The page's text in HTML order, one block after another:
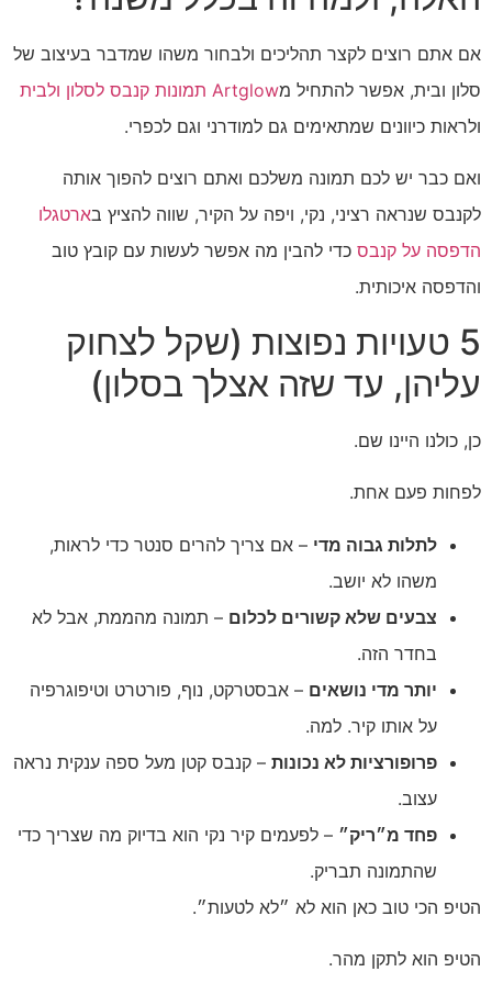
אם אתם רוצים לקצר תהליכים ולבחור משהו שמדבר בעיצוב של
סלון ובית, אפשר להתחיל מArtglow תמונות קנבס לסלון ולבית
ולראות כיוונים שמתאימים גם למודרני וגם לכפרי.
ואם כבר יש לכם תמונה משלכם ואתם רוצים להפוך אותה
לקנבס שנראה רציני, נקי, ויפה על הקיר, שווה להציץ בארטגלו
הדפסה על קנבס כדי להבין מה אפשר לעשות עם קובץ טוב
והדפסה איכותית.
5 טעויות נפוצות (שקל לצחוק
עליהן, עד שזה אצלך בסלון)
כן, כולנו היינו שם.
לפחות פעם אחת.
לתלות גבוה מדי – אם צריך להרים סנטר כדי לראות,
משהו לא יושב.
צבעים שלא קשורים לכלום – תמונה מהממת, אבל לא
בחדר הזה.
יותר מדי נושאים – אבסטרקט, נוף, פורטרט וטיפוגרפיה
על אותו קיר. למה.
פרופורציות לא נכונות – קנבס קטן מעל ספה ענקית נראה
עצוב.
פחד מ״ריק״ – לפעמים קיר נקי הוא בדיוק מה שצריך כדי
שהתמונה תבריק.
הטיפ הכי טוב כאן הוא לא ״לא לטעות״.
הטיפ הוא לתקן מהר.